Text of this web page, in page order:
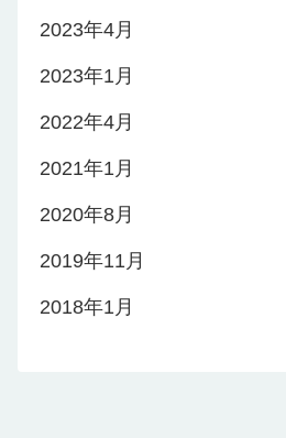
2023年4月
2023年1月
2022年4月
2021年1月
2020年8月
2019年11月
2018年1月